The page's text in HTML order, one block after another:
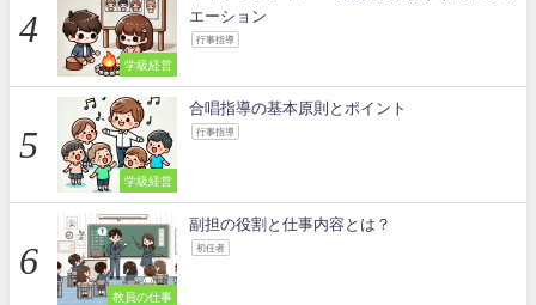
学級経営
エーション
行事指導
学級経営
合唱指導の基本原則とポイント
行事指導
教員の仕事
副担の役割と仕事内容とは？
初任者